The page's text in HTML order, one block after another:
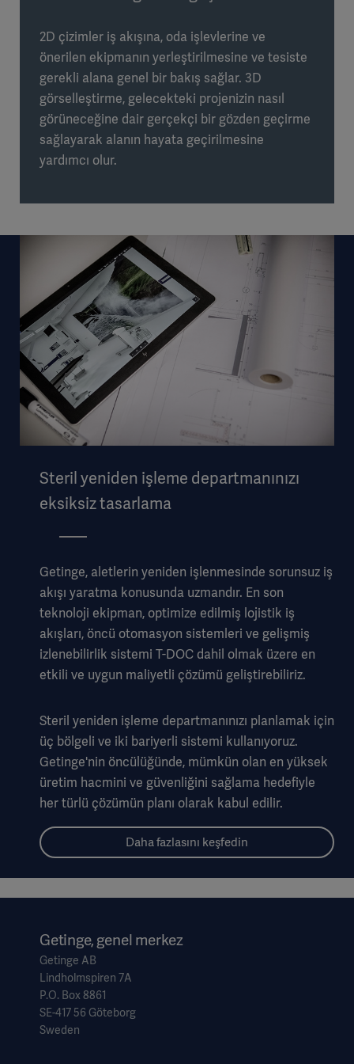
2D çizimler iş akışına, oda işlevlerine ve
önerilen ekipmanın yerleştirilmesine ve tesiste
gerekli alana genel bir bakış sağlar. 3D
görselleştirme, gelecekteki projenizin nasıl
görüneceğine dair gerçekçi bir gözden geçirme
sağlayarak alanın hayata geçirilmesine
yardımcı olur.
Steril yeniden işleme departmanınızı
eksiksiz tasarlama
Getinge, aletlerin yeniden işlenmesinde sorunsuz iş
akışı yaratma konusunda uzmandır. En son
teknoloji ekipman, optimize edilmiş lojistik iş
akışları, öncü otomasyon sistemleri ve gelişmiş
izlenebilirlik sistemi T-DOC dahil olmak üzere en
etkili ve uygun maliyetli çözümü geliştirebiliriz.
Steril yeniden işleme departmanınızı planlamak için
üç bölgeli ve iki bariyerli sistemi kullanıyoruz.
Getinge'nin öncülüğünde, mümkün olan en yüksek
üretim hacmini ve güvenliğini sağlama hedefiyle
her türlü çözümün planı olarak kabul edilir.
Daha fazlasını keşfedin
Getinge, genel merkez
Getinge AB
Lindholmspiren 7A
P.O. Box 8861
SE-417 56 Göteborg
Sweden